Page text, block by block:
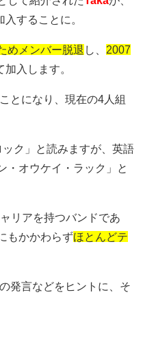
することに。
めメンバー脱退 し、 2007
入します。
とになり、現在の4 人組
ク」と読みますが、英語
・オウケイ・ラック」と
リアを持つバンドであ
もかかわらずほとんどテ
の発言などをヒントに、そ